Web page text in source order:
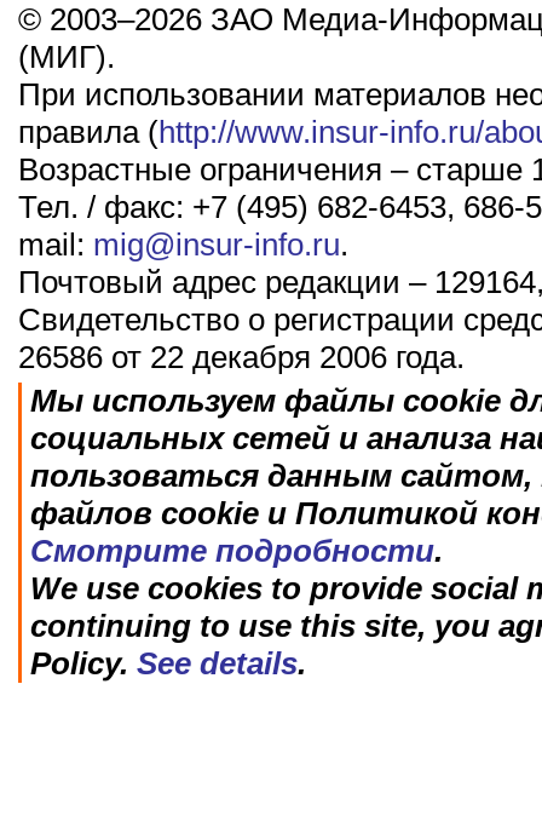
© 2003–2026 ЗАО Медиа-
(МИГ).
При использовании материалов
правила (http://www.insur-info.ru/
Возрастные ограничения – старше
Тел. / факс: +7 (495) 682-6453, 686-
mail: mig@insur-info.ru.
Почтовый адрес редакции –
Свидетельство о регистрации
26586 от 22 декабря 2006 года.
Мы используем файлы cookie
социальных сетей и анализа
пользоваться данным
файлов cookie и Политикой
Смотрите подробности.
We use cookies to provide social
continuing to use this site, you
Policy. See details.